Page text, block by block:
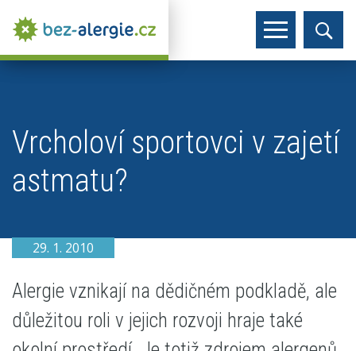
Vrcholoví sportovci v zajetí
astmatu?
29. 1. 2010
Alergie vznikají na dědičném podkladě, ale
důležitou roli v jejich rozvoji hraje také